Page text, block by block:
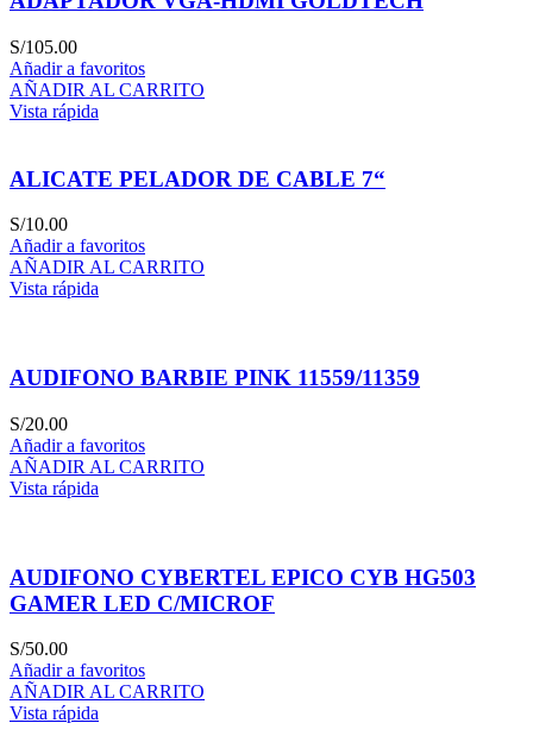
S/105.00
Añadir a favoritos
AÑADIR AL CARRITO
Vista rápida
ALICATE PELADOR DE CABLE 7“
S/10.00
Añadir a favoritos
AÑADIR AL CARRITO
Vista rápida
AUDIFONO BARBIE PINK 11559/11359
S/20.00
Añadir a favoritos
AÑADIR AL CARRITO
Vista rápida
AUDIFONO CYBERTEL EPICO CYB HG503
GAMER LED C/MICROF
S/50.00
Añadir a favoritos
AÑADIR AL CARRITO
Vista rápida